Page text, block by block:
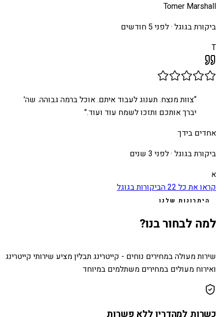
Tomer Marshall
ביקורת בגוגל ·לפני 5 חודשים
T
“צוות מנצח. תענוג לעבוד איתם. אוכל ברמה גבוהה. שה'
יברך אותכם ותזכו לשמח עוד ועוד.”
אחדים בידך
ביקורת בגוגל ·לפני 3 שנים
א
קראו את כל22הביקורות בגוגל
היתרונות שלנו
למה לבחור בנו?
שירות מעולה במחירים נוחים - קייטרינג תבלין מציע שירותי קייטרינג
ואירוח מעולים במחירים משתלמים במיוחד
כשרות למהדרין ללא פשרות